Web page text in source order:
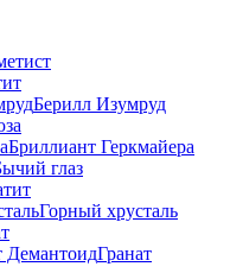
Берилл Изумруд
Бриллиант Геркмайера
глаз
Горный хрусталь
Гранат